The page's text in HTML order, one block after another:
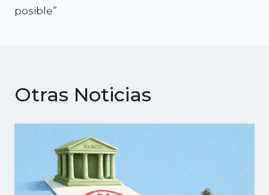
posible”
Otras Noticias